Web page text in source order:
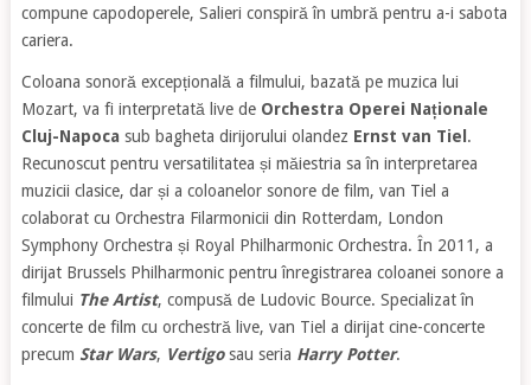
compune capodoperele, Salieri conspiră în umbră pentru a-i sabota
cariera.
Coloana sonoră excepțională a filmului, bazată pe muzica lui
Mozart, va fi interpretată live de Orchestra Operei Naționale
Cluj-Napoca sub bagheta dirijorului olandez Ernst van Tiel .
Recunoscut pentru versatilitatea și măiestria sa în interpretarea
muzicii clasice, dar și a coloanelor sonore de film, van Tiel a
colaborat cu Orchestra Filarmonicii din Rotterdam, London
Symphony Orchestra și Royal Philharmonic Orchestra. În 2011, a
dirijat Brussels Philharmonic pentru înregistrarea coloanei sonore a
filmului The Artist, compusă de Ludovic Bource. Specializat în
concerte de film cu orchestră live, van Tiel a dirijat cine-concerte
precum Star Wars, Vertigosau seria Harry Potter.